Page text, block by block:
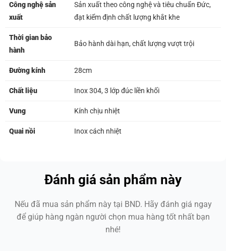
Công nghệ sản
xuất
Sản xuất theo công nghệ và tiêu chuẩn Đức,
đạt kiểm định chất lượng khắt khe
Thời gian bảo
hành
Bảo hành dài hạn, chất lượng vượt trội
Đường kính 28cm
Chất liệu Inox 304, 3 lớp đúc liền khối
Vung Kính chịu nhiệt
Quai nồi Inox cách nhiệt
Đánh giá sản phẩm này
Nếu đã mua sản phẩm này tại BND. Hãy đánh giá ngay
để giúp hàng ngàn người chọn mua hàng tốt nhất bạn
nhé!